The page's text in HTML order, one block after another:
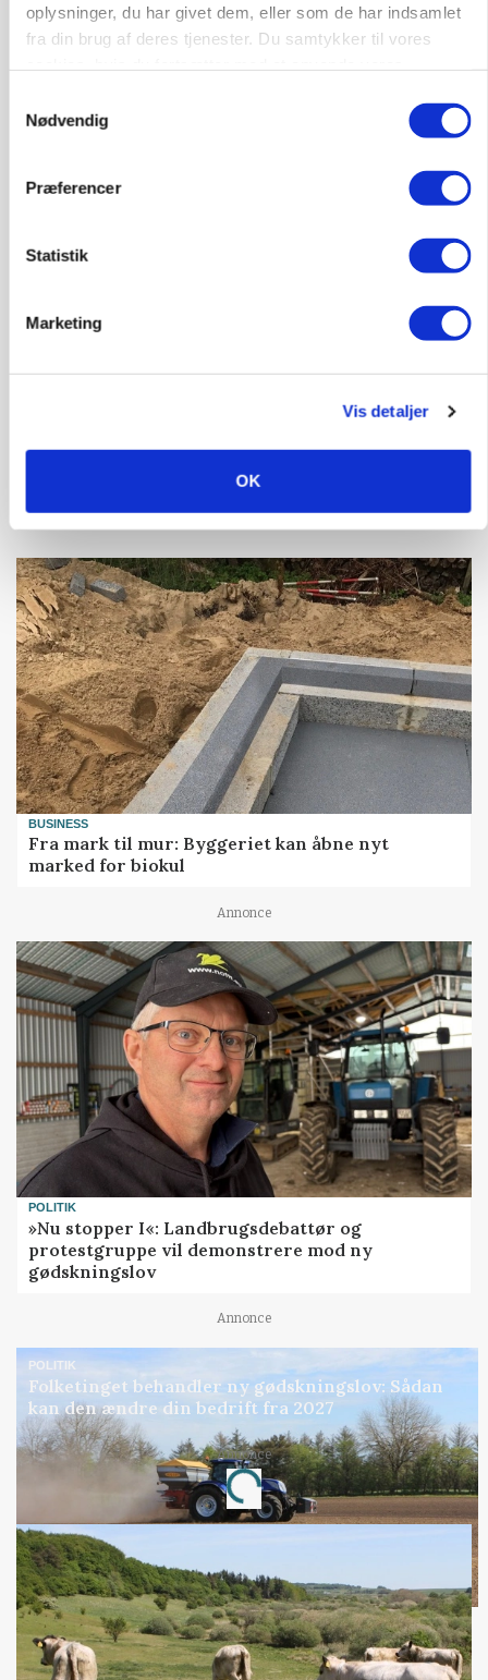
oplysninger, du har givet dem, eller som de har indsamlet
fra din brug af deres tjenester. Du samtykker til vores
Nødvendig
Præferencer
Statistik
Marketing
Vis detaljer
OK
BUSINESS
Russisk mælkepris dykker 23 procent
Annonce
Loading...
BUSINESS
Fra mark til mur: Byggeriet kan åbne nyt
marked for biokul
Annonce
POLITIK
»Nu stopper I«: Landbrugsdebattør og
protestgruppe vil demonstrere mod ny
gødskningslov
Annonce
POLITIK
Folketinget behandler ny gødskningslov: Sådan
kan den ændre din bedrift fra 2027
Annonce
Loading...